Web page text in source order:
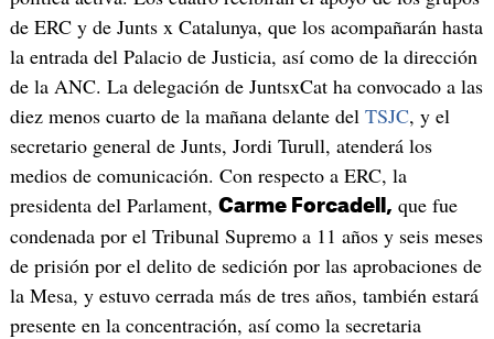
de ERC y de Junts x Catalunya, que los acompañarán hasta
la entrada del Palacio de Justicia, así como de la dirección
de la ANC. La delegación de JuntsxCat ha convocado a las
diez menos cuarto de la mañana delante del TSJC, y el
secretario general de Junts, Jordi Turull, atenderá los
medios de comunicación. Con respecto a ERC, la
presidenta del Parlament, Carme Forcadell, que fue
condenada por el Tribunal Supremo a 11 años y seis meses
de prisión por el delito de sedición por las aprobaciones de
la Mesa, y estuvo cerrada más de tres años, también estará
presente en la concentración, así como la secretaria